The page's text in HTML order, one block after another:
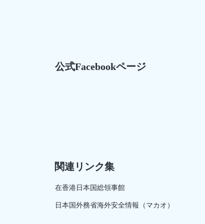
公式Facebookページ
関連リンク集
在香港日本国総領事館
日本国外務省海外安全情報（マカオ）